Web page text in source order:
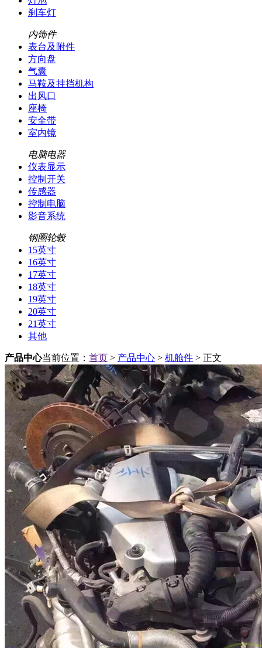
刹车灯
内饰件
表台及附件
方向盘
气囊
马鞍及挂挡机构
出风口
座椅
安全带
室内镜
电脑电器
仪表显示
控制开关
传感器
控制电脑
影音系统
钢圈轮毂
15英寸
16英寸
17英寸
18英寸
19英寸
20英寸
21英寸
其他
产品中心当前位置： 首页 > 产品中心 > 机舱件 > 正文